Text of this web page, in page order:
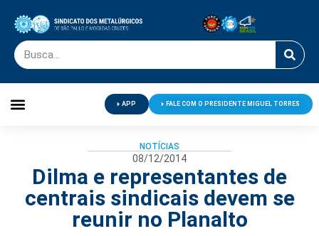
APP FALE COM O PRESIDENTE MIGUEL TORRES
NOTÍCIAS
08/12/2014
Dilma e representantes de
centrais sindicais devem se
reunir no Planalto